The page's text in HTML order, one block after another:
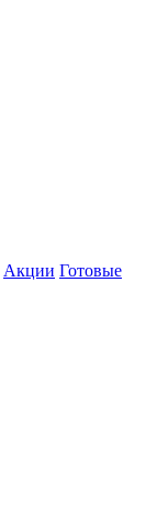
Акции Готовые